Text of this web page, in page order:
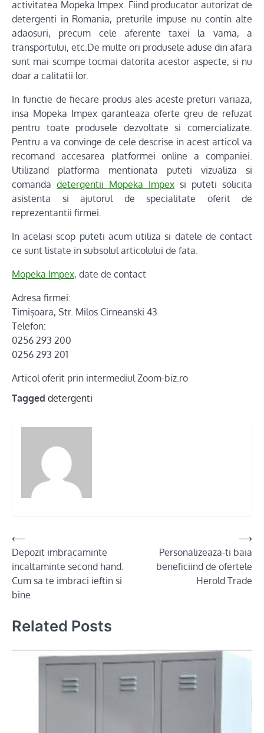
activitatea Mopeka Impex. Fiind producator autorizat de
detergenti in Romania, preturile impuse nu contin alte
adaosuri, precum cele aferente taxei la vama, a
transportului, etc.De multe ori produsele aduse din afara
sunt mai scumpe tocmai datorita acestor aspecte, si nu
doar a calitatii lor.
In functie de fiecare produs ales aceste preturi variaza,
insa Mopeka Impex garanteaza oferte greu de refuzat
pentru toate produsele dezvoltate si comercializate.
Pentru a va convinge de cele descrise in acest articol va
recomand accesarea platformei online a companiei.
Utilizand platforma mentionata puteti vizualiza si
comanda detergentii Mopeka Impex si puteti solicita
asistenta si ajutorul de specialitate oferit de
reprezentantii firmei.
In acelasi scop puteti acum utiliza si datele de contact
ce sunt listate in subsolul articolului de fata.
Mopeka Impex, date de contact
Adresa firmei:
Timișoara, Str. Milos Cirneanski 43
Telefon:
0256 293 200
0256 293 201
Articol oferit prin intermediul Zoom-biz.ro
Tagged detergenti
Post
navigation
⟵
Depozit imbracaminte
incaltaminte second hand.
Cum sa te imbraci ieftin si
bine
Personalizeaza-ti baia
beneficiind de ofertele
Herold Trade
⟶
Related Posts